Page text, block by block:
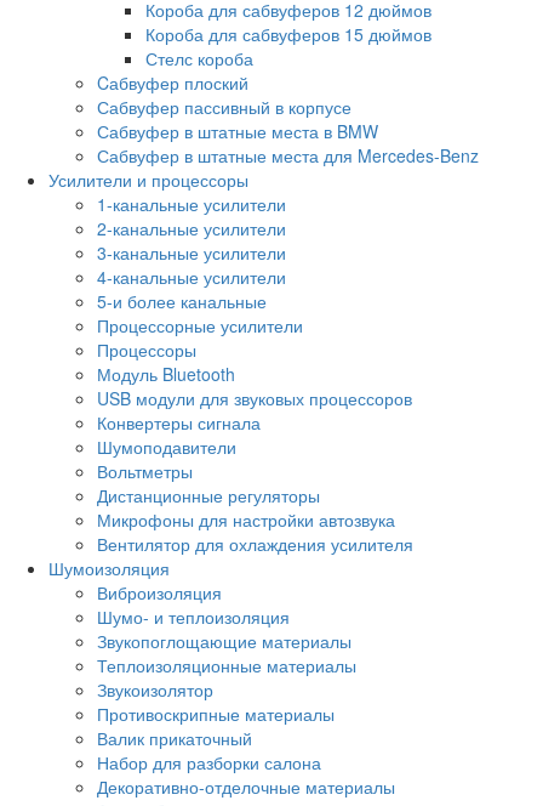
Короба для сабвуферов 12 дюймов
Короба для сабвуферов 15 дюймов
Стелс короба
Cабвуфер плоский
Сабвуфер пассивный в корпусе
Сабвуфер в штатные места в BMW
Сабвуфер в штатные места для Mercedes-Benz
Усилители и процессоры
1-канальные усилители
2-канальные усилители
3-канальные усилители
4-канальные усилители
5-и более канальные
Процессорные усилители
Процессоры
Модуль Bluetooth
USB модули для звуковых процессоров
Конвертеры сигнала
Шумоподавители
Вольтметры
Дистанционные регуляторы
Микрофоны для настройки автозвука
Вентилятор для охлаждения усилителя
Шумоизоляция
Виброизоляция
Шумо- и теплоизоляция
Звукопоглощающие материалы
Теплоизоляционные материалы
Звукоизолятор
Противоскрипные материалы
Валик прикаточный
Набор для разборки салона
Декоративно-отделочные материалы